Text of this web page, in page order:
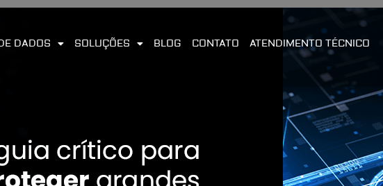
DADOS SOLUÇÕES BLOG CONTATO ATENDIMENTO TÉCNICO